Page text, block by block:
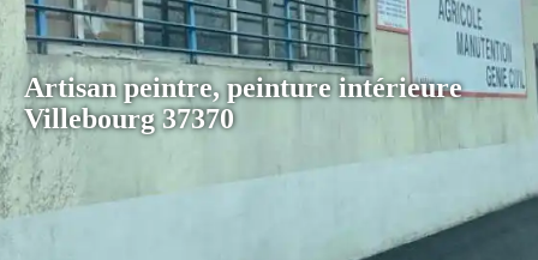
Artisan peintre, peinture intérieure
Villebourg 37370